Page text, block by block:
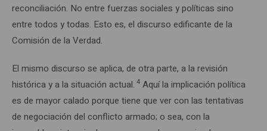
reconciliación. No entre fuerzas sociales y políticas sino
entre todos y todas. Esto es, el discurso edificante de la
Comisión de la Verdad.
El mismo discurso se aplica, de otra parte, a la revisión
histórica y a la situación actual. 4 Aquí la implicación política
es de mayor calado porque tiene que ver con las tentativas
de negociación del conflicto armado; o sea, con la